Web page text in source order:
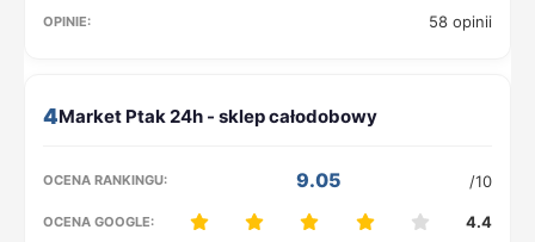
58 opinii
4
9.05 /10
4.4